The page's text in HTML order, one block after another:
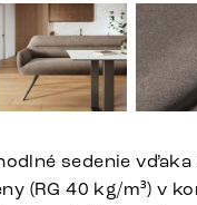
sedenie vďaka
(RG 40 kg/m³) v